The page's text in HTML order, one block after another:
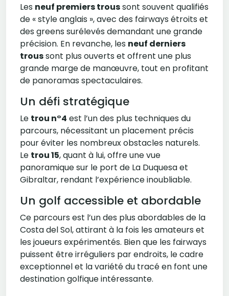
Les neuf premiers troussont souvent qualifiés
de « style anglais », avec des fairways étroits et
des greens surélevés demandant une grande
précision. En revanche, les neuf derniers
troussont plus ouverts et offrent une plus
grande marge de manœuvre, tout en profitant
de panoramas spectaculaires.
Un défi stratégique
Le trou n°4 est l’un des plus techniques du
parcours, nécessitant un placement précis
pour éviter les nombreux obstacles naturels.
Le trou 15, quant à lui, offre une vue
panoramique sur le port de La Duquesa et
Gibraltar, rendant l’expérience inoubliable.
Un golf accessible et abordable
Ce parcours est l’un des plus abordables de la
Costa del Sol, attirant à la fois les amateurs et
les joueurs expérimentés. Bien que les fairways
puissent être irréguliers par endroits, le cadre
exceptionnel et la variété du tracé en font une
destination golfique intéressante.